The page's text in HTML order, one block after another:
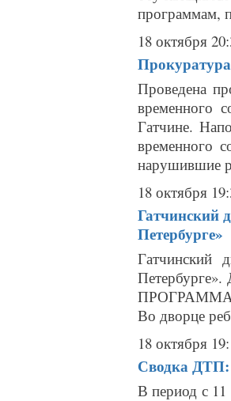
программам,
18 октября
Проведена
временного
Гатчине.
временного
нарушившие
18 октября
Гатчинский
Петербурге»
Гатчинский
ПРОГРАММА:
Во дворце
18 октября
Сводка ДТП:
В период с 11